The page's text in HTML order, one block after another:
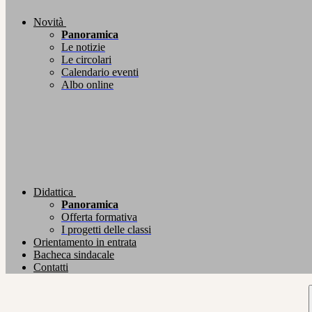
Novità
Panoramica
Le notizie
Le circolari
Calendario eventi
Albo online
Didattica
Panoramica
Offerta formativa
I progetti delle classi
Orientamento in entrata
Bacheca sindacale
Contatti